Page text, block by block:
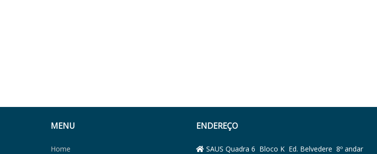
MENU
Home
ENDEREÇO
SAUS Quadra 6 Bloco K Ed. Belvedere 8º andar